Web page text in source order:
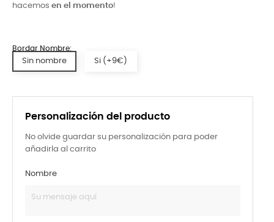
hacemos en el momento!
Personalización del producto
No olvide guardar su personalización para poder
añadirla al carrito
Nombre
Bordar Nombre:
Sin nombre Si (+9€)